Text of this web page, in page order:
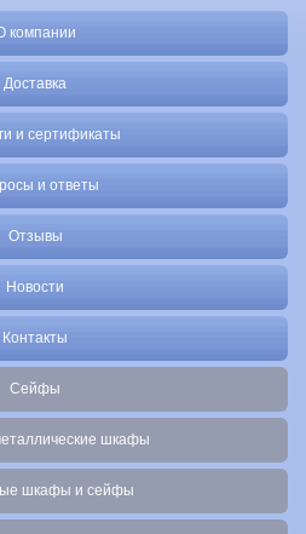
компании
Доставка
и сертификаты
и ответы
Отзывы
Новости
Контакты
Сейфы
шкафы
шкафы и сейфы